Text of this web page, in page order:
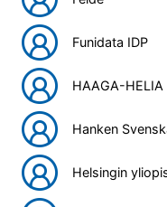
Funidata IDP
HAAGA-
Hanken
Helsingin